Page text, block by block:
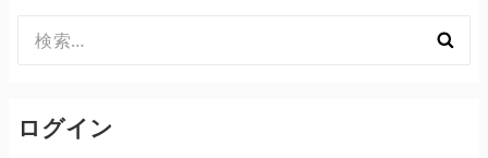
索:
ログイン